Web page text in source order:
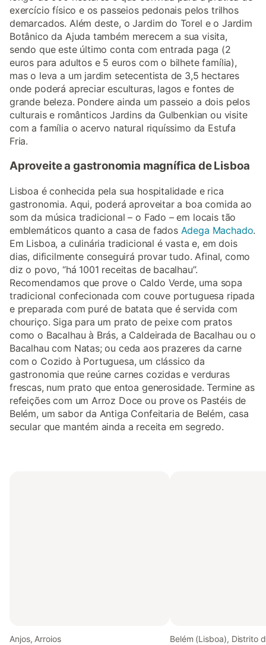
exercício físico e os passeios pedonais pelos trilhos
demarcados. Além deste, o Jardim do Torel e o Jardim
Botânico da Ajuda também merecem a sua visita,
sendo que este último conta com entrada paga (2
euros para adultos e 5 euros com o bilhete família),
mas o leva a um jardim setecentista de 3,5 hectares
onde poderá apreciar esculturas, lagos e fontes de
grande beleza. Pondere ainda um passeio a dois pelos
culturais e românticos Jardins da Gulbenkian ou visite
com a família o acervo natural riquíssimo da Estufa
Fria.
Aproveite a gastronomia magnífica de Lisboa
Lisboa é conhecida pela sua hospitalidade e rica
gastronomia. Aqui, poderá aproveitar a boa comida ao
som da música tradicional – o Fado – em locais tão
emblemáticos quanto a casa de fados Adega Machado.
Em Lisboa, a culinária tradicional é vasta e, em dois
dias, dificilmente conseguirá provar tudo. Afinal, como
diz o povo, “há 1001 receitas de bacalhau”.
Recomendamos que prove o Caldo Verde, uma sopa
tradicional confecionada com couve portuguesa ripada
e preparada com puré de batata que é servida com
chouriço. Siga para um prato de peixe com pratos
como o Bacalhau à Brás, a Caldeirada de Bacalhau ou o
Bacalhau com Natas; ou ceda aos prazeres da carne
com o Cozido à Portuguesa, um clássico da
gastronomia que reúne carnes cozidas e verduras
frescas, num prato que entoa generosidade. Termine as
refeições com um Arroz Doce ou prove os Pastéis de
Belém, um sabor da Antiga Confeitaria de Belém, casa
secular que mantém ainda a receita em segredo.
Anjos, Arroios
Belém (Lisboa), Distrito